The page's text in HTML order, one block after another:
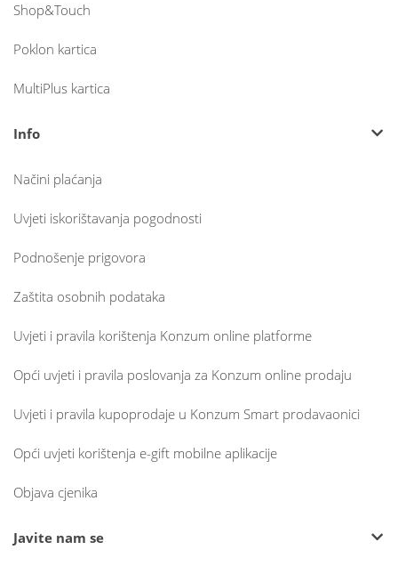
Shop&Touch
Poklon kartica
MultiPlus kartica
Info
Načini plaćanja
Uvjeti iskorištavanja pogodnosti
Podnošenje prigovora
Zaštita osobnih podataka
Uvjeti i pravila korištenja Konzum online platforme
Opći uvjeti i pravila poslovanja za Konzum online prodaju
Uvjeti i pravila kupoprodaje u Konzum Smart prodavaonici
Opći uvjeti korištenja e-gift mobilne aplikacije
Objava cjenika
Javite nam se